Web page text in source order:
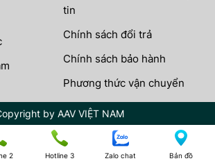
tin
Chính sách đổi trả
Chính sách bảo hành
Phương thức vận chuyển
by AAV VIỆT NAM
2 Hotline 3 Zalo chat Bản đồ